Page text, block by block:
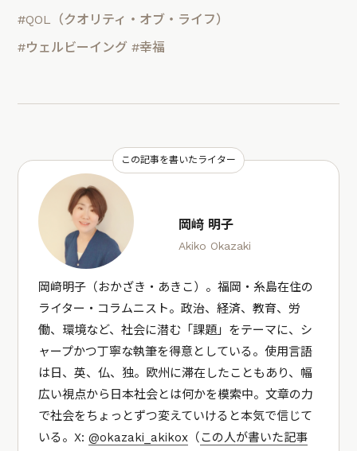
#QOL（クオリティ・オブ・ライフ）
#ウェルビーイング #幸福
この記事を書いたライター
岡﨑 明子
Akiko Okazaki
岡﨑明子（おかざき・あきこ）。福岡・糸島在住の
ライター・コラムニスト。政治、経済、教育、労
働、環境など、社会に潜む「課題」をテーマに、シ
ャープかつ丁寧な執筆を得意としている。使用言語
は日、英、仏、独。欧州に滞在したこともあり、幅
広い視点から日本社会とは何かを模索中。文章の力
で社会をちょっとずつ変えていけると本気で信じて
いる。X:@okazaki_akikox （ この人が書いた記事